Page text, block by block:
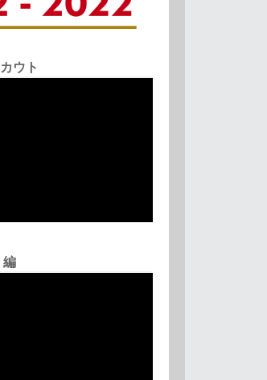
ウト
編